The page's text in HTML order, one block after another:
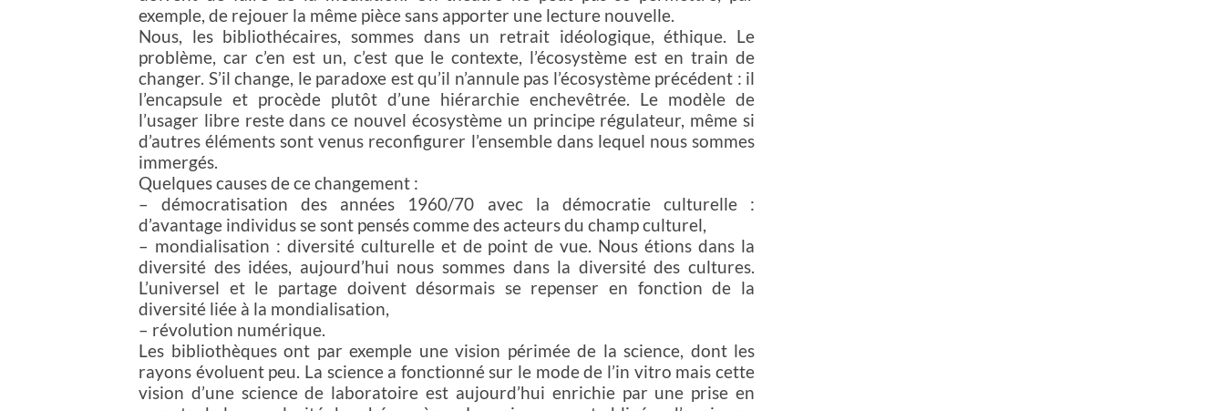
exemple, de rejouer la même pièce sans apporter une lecture nouvelle.
Nous, les bibliothécaires, sommes dans un retrait idéologique, éthique. Le
problème, car c’en est un, c’est que le contexte, l’écosystème est en train de
changer. S’il change, le paradoxe est qu’il n’annule pas l’écosystème précédent : il
l’encapsule et procède plutôt d’une hiérarchie enchevêtrée. Le modèle de
l’usager libre reste dans ce nouvel écosystème un principe régulateur, même si
d’autres éléments sont venus reconfigurer l’ensemble dans lequel nous sommes
immergés.
Quelques causes de ce changement :
– démocratisation des années 1960/70 avec la démocratie culturelle :
d’avantage individus se sont pensés comme des acteurs du champ culturel,
– mondialisation : diversité culturelle et de point de vue. Nous étions dans la
diversité des idées, aujourd’hui nous sommes dans la diversité des cultures.
L’universel et le partage doivent désormais se repenser en fonction de la
diversité liée à la mondialisation,
– révolution numérique.
Les bibliothèques ont par exemple une vision périmée de la science, dont les
rayons évoluent peu. La science a fonctionné sur le mode de l’in vitro mais cette
vision d’une science de laboratoire est aujourd’hui enrichie par une prise en